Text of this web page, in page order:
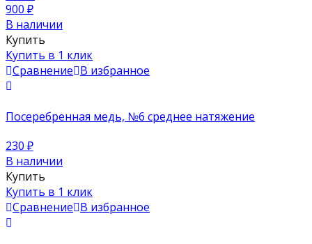
900 ₽
В наличии
Купить
Купить в 1 клик
Сравнение В избранное
Посеребренная медь, №6 среднее натяжение
230 ₽
В наличии
Купить
Купить в 1 клик
Сравнение В избранное